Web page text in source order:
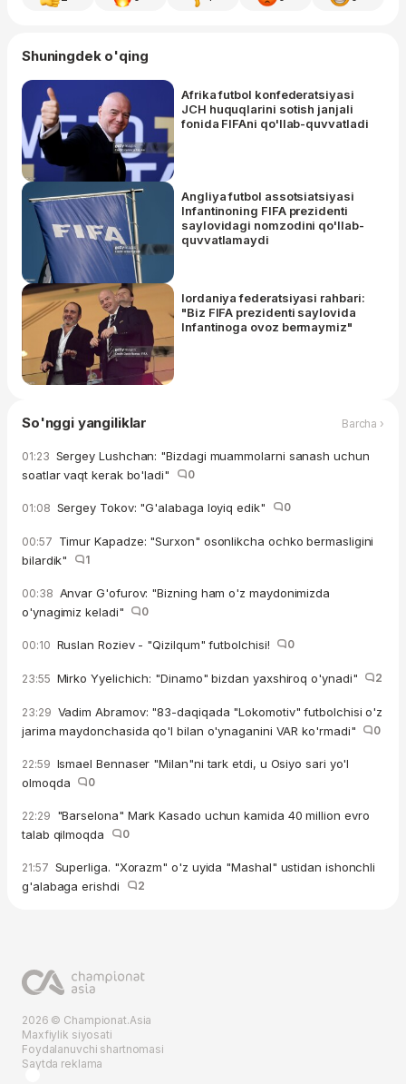
Shuningdek o'qing
Afrika futbol konfederatsiyasi
JCH huquqlarini sotish janjali
fonida FIFAni qo'llab-quvvatladi
Angliya futbol assotsiatsiyasi
Infantinoning FIFA prezidenti
saylovidagi nomzodini qo'llab-
quvvatlamaydi
Iordaniya federatsiyasi rahbari:
"Biz FIFA prezidenti saylovida
Infantinoga ovoz bermaymiz"
So'nggi yangiliklar Barcha ›
01:23 Sergey Lushchan: "Bizdagi muammolarni sanash uchun
soatlar vaqt kerak bo'ladi"
0
01:08 Sergey Tokov: "G'alabaga loyiq edik" 0
00:57 Timur Kapadze: "Surxon" osonlikcha ochko bermasligini
bilardik"
1
00:38 Anvar G'ofurov: "Bizning ham o'z maydonimizda
o'ynagimiz keladi"
0
00:10 Ruslan Roziev - "Qizilqum" futbolchisi! 0
23:55 Mirko Yyelichich: "Dinamo" bizdan yaxshiroq o'ynadi" 2
23:29 Vadim Abramov: "83-daqiqada "Lokomotiv" futbolchisi o'z
jarima maydonchasida qo'l bilan o'ynaganini VAR ko'rmadi"
0
22:59 Ismael Bennaser "Milan"ni tark etdi, u Osiyo sari yo'l
olmoqda
0
22:29 "Barselona" Mark Kasado uchun kamida 40 million evro
talab qilmoqda
0
21:57 Superliga. "Xorazm" o'z uyida "Mashal" ustidan ishonchli
g'alabaga erishdi
2
2026 © Championat.Asia
Maxfiylik siyosati
Foydalanuvchi shartnomasi
Saytda reklama